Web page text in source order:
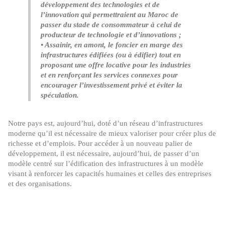
développement des technologies et de
l’innovation qui permettraient au Maroc de
passer du stade de consommateur à celui de
producteur de technologie et d’innovations ;
• Assainir, en amont, le foncier en marge des
infrastructures édifiées (ou à édifier) tout en
proposant une offre locative pour les industries
et en renforçant les services connexes pour
encourager l’investissement privé et éviter la
spéculation.
Notre pays est, aujourd’hui, doté d’un réseau d’infrastructures
moderne qu’il est nécessaire de mieux valoriser pour créer plus de
richesse et d’emplois. Pour accéder à un nouveau palier de
développement, il est nécessaire, aujourd’hui, de passer d’un
modèle centré sur l’édification des infrastructures à un modèle
visant à renforcer les capacités humaines et celles des entreprises
et des organisations.